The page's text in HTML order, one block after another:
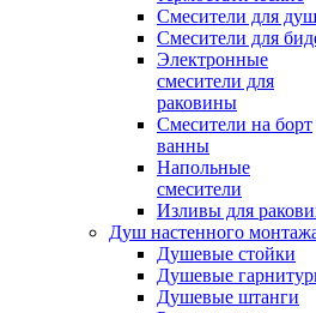
Смесители для
Смесители для
Электронные
смесители для
раковины
Смесители на борт
ванны
Напольные
смесители
Изливы для
Душ настенного
Душевые стойки
Душевые
Душевые штанги